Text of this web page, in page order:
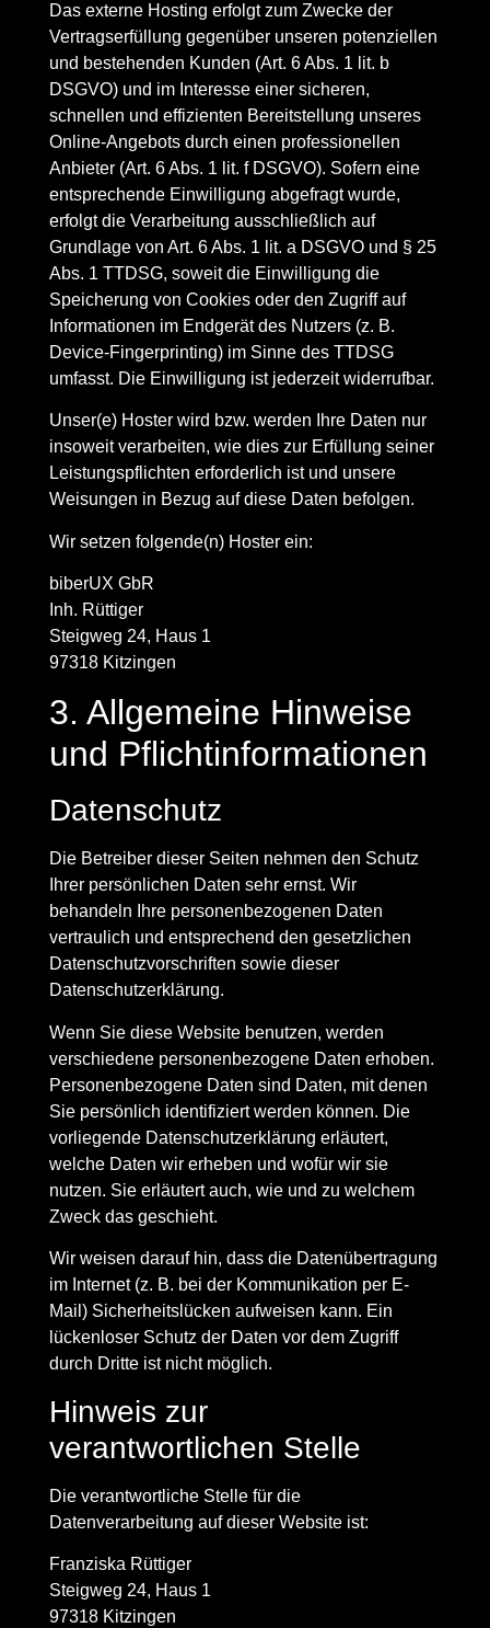
Das externe Hosting erfolgt zum Zwecke der
Vertragserfüllung gegenüber unseren potenziellen
und bestehenden Kunden (Art. 6 Abs. 1 lit. b
DSGVO) und im Interesse einer sicheren,
schnellen und effizienten Bereitstellung unseres
Online-Angebots durch einen professionellen
Anbieter (Art. 6 Abs. 1 lit. f DSGVO). Sofern eine
entsprechende Einwilligung abgefragt wurde,
erfolgt die Verarbeitung ausschließlich auf
Grundlage von Art. 6 Abs. 1 lit. a DSGVO und § 25
Abs. 1 TTDSG, soweit die Einwilligung die
Speicherung von Cookies oder den Zugriff auf
Informationen im Endgerät des Nutzers (z. B.
Device-Fingerprinting) im Sinne des TTDSG
umfasst. Die Einwilligung ist jederzeit widerrufbar.
Unser(e) Hoster wird bzw. werden Ihre Daten nur
insoweit verarbeiten, wie dies zur Erfüllung seiner
Leistungspflichten erforderlich ist und unsere
Weisungen in Bezug auf diese Daten befolgen.
Wir setzen folgende(n) Hoster ein:
biberUX GbR
Inh. Rüttiger
Steigweg 24, Haus 1
97318 Kitzingen
3. Allgemeine Hinweise
und Pflicht­informationen
Datenschutz
Die Betreiber dieser Seiten nehmen den Schutz
Ihrer persönlichen Daten sehr ernst. Wir
behandeln Ihre personenbezogenen Daten
vertraulich und entsprechend den gesetzlichen
Datenschutzvorschriften sowie dieser
Datenschutzerklärung.
Wenn Sie diese Website benutzen, werden
verschiedene personenbezogene Daten erhoben.
Personenbezogene Daten sind Daten, mit denen
Sie persönlich identifiziert werden können. Die
vorliegende Datenschutzerklärung erläutert,
welche Daten wir erheben und wofür wir sie
nutzen. Sie erläutert auch, wie und zu welchem
Zweck das geschieht.
Wir weisen darauf hin, dass die Datenübertragung
im Internet (z. B. bei der Kommunikation per E-
Mail) Sicherheitslücken aufweisen kann. Ein
lückenloser Schutz der Daten vor dem Zugriff
durch Dritte ist nicht möglich.
Hinweis zur
verantwortlichen Stelle
Die verantwortliche Stelle für die
Datenverarbeitung auf dieser Website ist:
Franziska Rüttiger
Steigweg 24, Haus 1
97318 Kitzingen